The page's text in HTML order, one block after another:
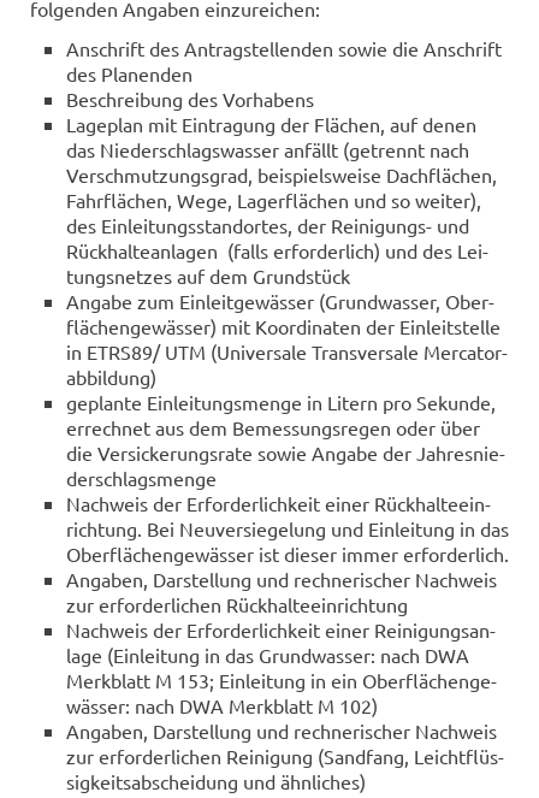
fol­gen­den An­ga­ben ein­zu­rei­chen:
An­schrift des An­trag­stel­len­den sowie die An­schrift
des Pla­nen­den
Be­schrei­bung des Vor­ha­bens
La­ge­plan mit Ein­tra­gung der Flä­chen, auf denen
das Nie­der­schlags­was­ser an­fällt (ge­trennt nach
Ver­schmut­zungs­grad, bei­spiels­wei­se Dach­flä­chen,
Fahr­flä­chen, Wege, La­ger­flä­chen und so wei­ter),
des Ein­lei­tungs­stand­or­tes, der Reinigungs-​ und
Rück­hal­te­an­la­gen (falls er­for­der­lich) und des Lei­
tungs­net­zes auf dem Grund­stück
An­ga­be zum Ein­leit­ge­wäs­ser (Grund­was­ser, Ober­
flä­chen­ge­wäs­ser) mit Ko­or­di­na­ten der Ein­leit­stel­le
in ETRS89/ UTM (Uni­ver­sa­le Trans­ver­sa­le Mer­ca­tor­
ab­bil­dung)
ge­plan­te Ein­lei­tungs­men­ge in Li­tern pro Se­kun­de,
er­rech­net aus dem Be­mes­sungs­re­gen oder über
die Ver­si­cke­rungs­ra­te sowie An­ga­be der Jah­res­nie­
der­schlags­men­ge
Nach­weis der Er­for­der­lich­keit einer Rück­hal­te­ein­
rich­tung. Bei Neu­ver­sie­ge­lung und Ein­lei­tung in das
Ober­flä­chen­ge­wäs­ser ist die­ser immer er­for­der­lich.
An­ga­ben, Dar­stel­lung und rech­ne­ri­scher Nach­weis
zur er­for­der­li­chen Rück­hal­te­ein­rich­tung
Nach­weis der Er­for­der­lich­keit einer Rei­ni­gungs­an­
la­ge (Ein­lei­tung in das Grund­was­ser: nach DWA
Merk­blatt M 153; Ein­lei­tung in ein Ober­flä­chen­ge­
wäs­ser: nach DWA Merk­blatt M 102)
An­ga­ben, Dar­stel­lung und rech­ne­ri­scher Nach­weis
zur er­for­der­li­chen Rei­ni­gung (Sand­fang, Leicht­flüs­
sig­keits­ab­schei­dung und ähn­li­ches)